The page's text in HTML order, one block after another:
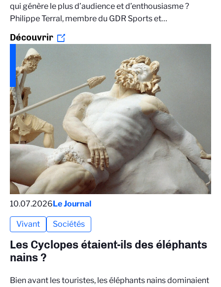
qui génère le plus d’audience et d’enthousiasme ?
Philippe Terral, membre du GDR Sports et…
Découvrir
10.07.2026Le Journal
Vivant Sociétés
Les Cyclopes étaient-ils des éléphants
nains ?
Bien avant les touristes, les éléphants nains dominaient